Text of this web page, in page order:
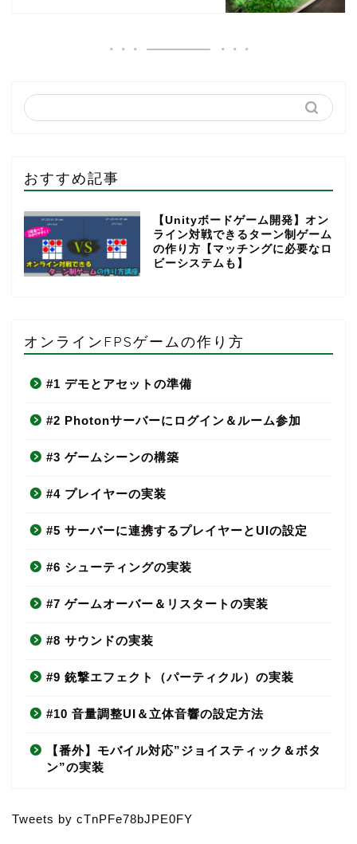
おすすめ記事
【Unityボードゲーム開発】オン
ライン対戦できるターン制ゲーム
の作り方【マッチングに必要なロ
ビーシステムも】
オンラインFPSゲームの作り方
#1 デモとアセットの準備
#2 Photonサーバーにログイン＆ルーム参加
#3 ゲームシーンの構築
#4 プレイヤーの実装
#5 サーバーに連携するプレイヤーとUIの設定
#6 シューティングの実装
#7 ゲームオーバー＆リスタートの実装
#8 サウンドの実装
#9 銃撃エフェクト（パーティクル）の実装
#10 音量調整UI＆立体音響の設定方法
【番外】モバイル対応”ジョイスティック＆ボタ
ン”の実装
Tweets by cTnPFe78bJPE0FY